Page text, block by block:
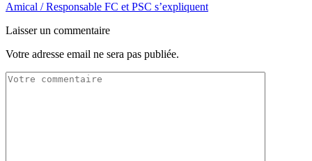
Amical / Responsable FC et PSC s’expliquent
Laisser un commentaire
Votre adresse email ne sera pas publiée.